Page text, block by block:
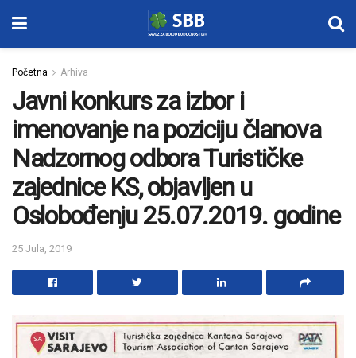
Početna Arhiva
Javni konkurs za izbor i
imenovanje na poziciju članova
Nadzornog odbora Turističke
zajednice KS, objavljen u
Oslobođenju 25.07.2019. godine
25 Jula, 2019